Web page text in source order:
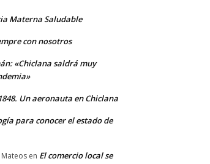
Materna Saludable
con nosotros
«Chiclana saldrá muy
Un aeronauta en Chiclana
para conocer el estado de
en El comercio local se